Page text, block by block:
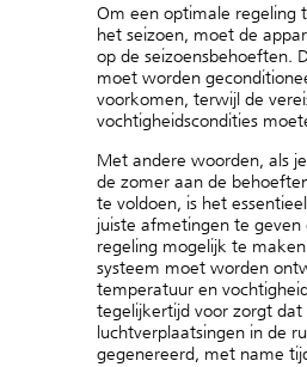
Om een optimale regeling
het seizoen, moet de
op de seizoensbehoeften.
moet worden
voorkomen, terwijl de
vochtigheidscondities
Met andere woorden, als
de zomer aan de
te voldoen, is het
juiste afmetingen te
regeling mogelijk te
systeem moet worden
temperatuur en
tegelijkertijd voor zorgt
luchtverplaatsingen in de
gegenereerd, met name